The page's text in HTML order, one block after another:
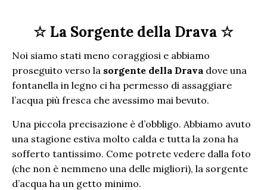
☆ La Sorgente della Drava ☆
Noi siamo stati meno coraggiosi e abbiamo
proseguito verso la sorgente della Drava dove una
fontanella in legno ci ha permesso di assaggiare
l’acqua più fresca che avessimo mai bevuto.
Una piccola precisazione è d’obbligo. Abbiamo avuto
una stagione estiva molto calda e tutta la zona ha
sofferto tantissimo. Come potrete vedere dalla foto
(che non è nemmeno una delle migliori), la sorgente
d’acqua ha un getto minimo.